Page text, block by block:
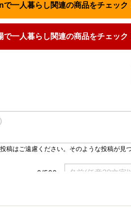
一人暮らし関連の商品をチェック
で一人暮らし関連の商品をチェック